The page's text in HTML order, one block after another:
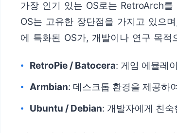
가장 인기 있는 OS로는 RetroArch
OS는 고유한 장단점을 가지고 있으
에 특화된 OS가, 개발이나 연구 목
RetroPie / Batocera: 게임 에뮬레
Armbian: 데스크톱 환경을 제공하
Ubuntu / Debian: 개발자에게 친